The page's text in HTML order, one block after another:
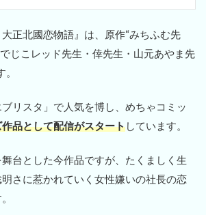
大正北國恋物語』は、原作“みちふむ先
じこレッド先生・倖先生・山元あやま先
リスタ」で人気を博し、めちゃコミッ
品として配信がスタートしています。
台とした今作品ですが、たくましく生
さに惹かれていく女性嫌いの社長の恋